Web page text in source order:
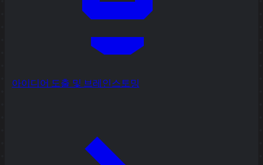
아이디어 도출 및 브레인스토밍